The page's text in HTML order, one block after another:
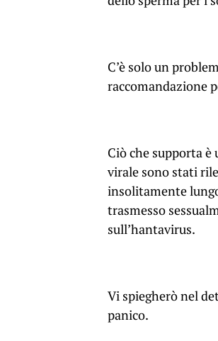
C’è solo un
raccomandazione
Ciò che supporta
virale sono stati
insolitamente
trasmesso
sull’hantavirus.
Vi spiegherò nel
panico.